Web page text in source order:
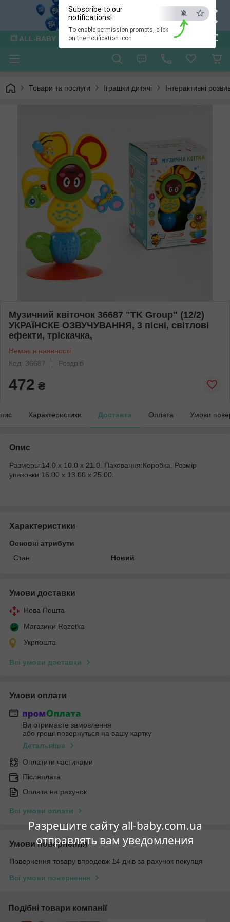
×
ESC
Разрешите сайту all-baby.com.ua
отправлять вам уведомления
Subscribe to our
notifications!
To enable permission prompts, click
on the notification icon
💥 ALL-BABY - інтернет - магазин товарів для дітей
Товари та послуги Іграшки дитячі Інтерактивні
Музичний квіточок 36687 "TK Group" (12/2)
УКРАЇНСКЕ ОЗВУЧУВАННЯ, 3 пісні, світлові
ефекти, тріскачка,
Немає в наявності
Код: 36687
Роздріб
472 ₴
Характеристики Доставка Оплата Умови
Опис
Размеры:14.0 x 10.0 x 21.0. Паковання:Коробка. Розмір
упаковки:16.00 x 13.00 x 25.00.
Характеристики
Основні атрибути
Стан
Новий
Умови доставки
Нова Пошта
Магазини Rozetka
Укрпошта
Всі умови доставки
Умови оплати
Ви отримаєте замовлення
або гроші повернуться на вашу картку
Детальніше
Оплатити частинами
Післяплата
Оплата на рахунок
Всі умови оплати
Умови повернення
Повернення товару впродовж 14 днів за рахунок покупця
Всі умови повернення
Подібні товари компанії